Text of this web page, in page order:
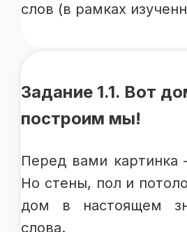
слов (в рамках
Задание 1.1. Вот
построим мы!
Перед вами картинка
Но стены, пол и
дом в настоящем
слова.